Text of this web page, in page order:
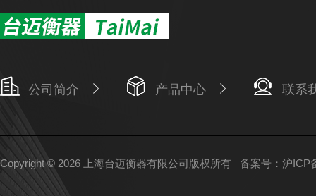
公司简介 产品中心 联系
Copyright © 2026 上海台迈衡器有限公司版权所有 备案号：沪ICP